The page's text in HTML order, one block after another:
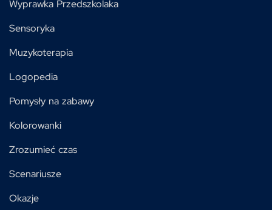
Wyprawka Przedszkolaka
Sensoryka
Muzykoterapia
Logopedia
Pomysły na zabawy
Kolorowanki
Zrozumieć czas
Scenariusze
Okazje